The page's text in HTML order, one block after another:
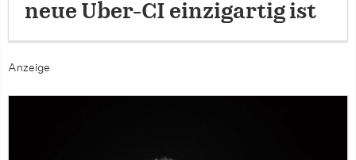
neue Uber-CI einzigartig ist
Anzeige